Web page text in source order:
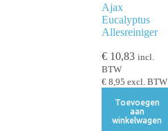
Ajax
Eucalyptus
Allesreiniger
€10,83 incl.
BTW
€8,95 excl. BTW
Toevoegen
aan
winkelwagen